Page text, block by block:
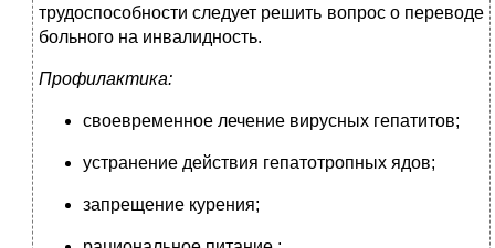
трудоспособности следует решить вопрос о переводе
больного на инвалидность.
Профилактика:
своевременное лечение вирусных гепатитов;
устранение действия гепатотропных ядов;
запрещение курения;